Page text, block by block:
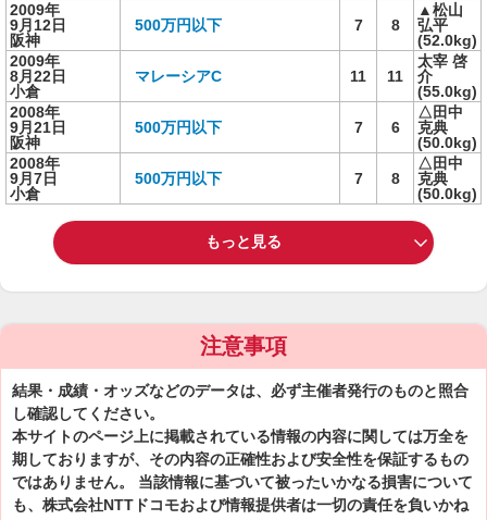
2009年
9月12日
阪神
500万円以下 7 8
▲松山
弘平
(52.0kg)
2009年
8月22日
小倉
マレーシアC 11 11
太宰 啓
介
(55.0kg)
2008年
9月21日
阪神
500万円以下 7 6
△田中
克典
(50.0kg)
2008年
9月7日
小倉
500万円以下 7 8
△田中
克典
(50.0kg)
もっと見る
注意事項
結果・成績・オッズなどのデータは、必ず主催者発行のものと照合
し確認してください。
本サイトのページ上に掲載されている情報の内容に関しては万全を
期しておりますが、その内容の正確性および安全性を保証するもの
ではありません。 当該情報に基づいて被ったいかなる損害について
も、株式会社NTTドコモおよび情報提供者は一切の責任を負いかね